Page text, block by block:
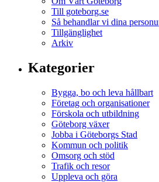
Till goteborg.se
Så behandlar vi dina
Tillgänglighet
Arkiv
Kategorier
Bygga, bo och leva hållbart
Företag och organisationer
Förskola och utbildning
Göteborg växer
Jobba i Göteborgs Stad
Kommun och politik
Omsorg och stöd
Trafik och resor
Uppleva och göra